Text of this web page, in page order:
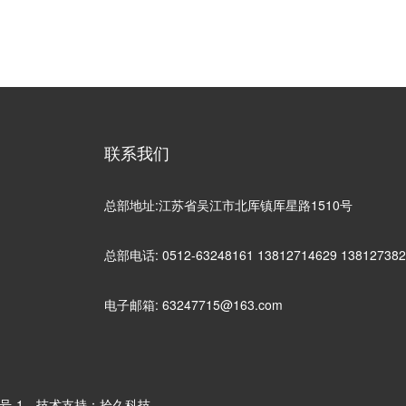
联系我们
总部地址:江苏省吴江市北厍镇厍星路1510号
总部电话: 0512-63248161 13812714629
电子邮箱: 63247715@163.com